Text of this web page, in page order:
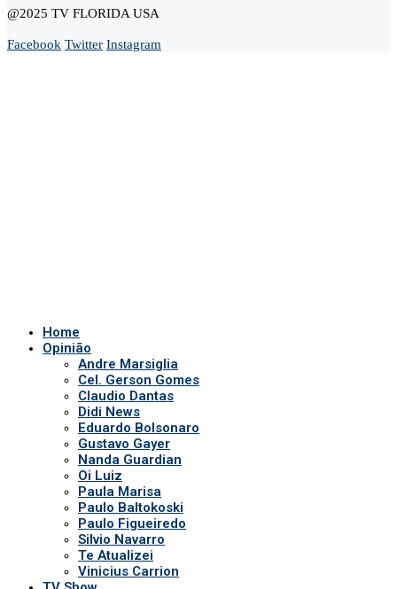
@2025 TV FLORIDA USA
Facebook Twitter Instagram
Vinicius Carrion
TV Show
Auriverde Brasil
Dicas de Visão
Fio diário
Interview
Saúde Bucal
Tv Miami USA
Notícias em Geral
Quem somos
POLÍTICA DE PRIVACIDADE
APP DA TV
Comerciais
Ao vivo
Patronos